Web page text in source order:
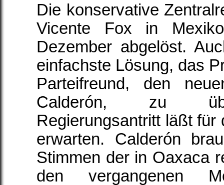
Die konservative
Vicente Fox in
Dezember abgelöst.
einfachste Lösung, das
Parteifreund, den
Calderón, zu
Regierungsantritt läßt
erwarten. Calderón
Stimmen der in Oaxaca
den vergangenen